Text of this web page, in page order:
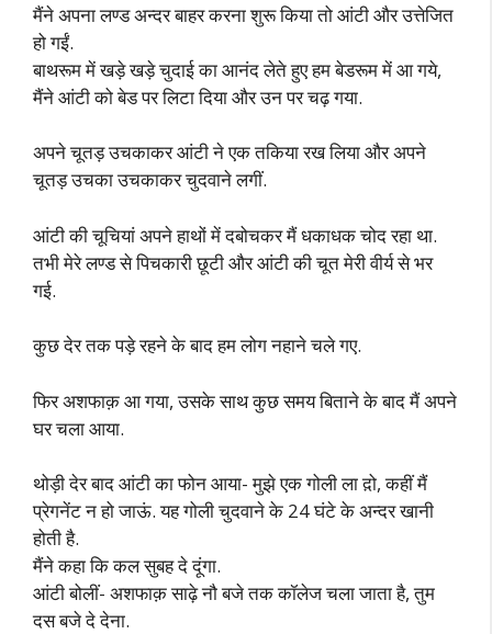
मैंने अपना लण्ड अन्दर बाहर करना शुरू किया तो आंटी और उत्तेजित
हो गईं.
बाथरूम में खड़े खड़े चुदाई का आनंद लेते हुए हम बेडरूम में आ गये,
मैंने आंटी को बेड पर लिटा दिया और उन पर चढ़ गया.
अपने चूतड़ उचकाकर आंटी ने एक तकिया रख लिया और अपने
चूतड़ उचका उचकाकर चुदवाने लगीं.
आंटी की चूचियां अपने हाथों में दबोचकर मैं धकाधक चोद रहा था.
तभी मेरे लण्ड से पिचकारी छूटी और आंटी की चूत मेरी वीर्य से भर
गई.
कुछ देर तक पड़े रहने के बाद हम लोग नहाने चले गए.
फिर अशफाक़ आ गया, उसके साथ कुछ समय बिताने के बाद मैं अपने
घर चला आया.
थोड़ी देर बाद आंटी का फोन आया- मुझे एक गोली ला द़ो, कहीं मैं
प्रेगनेंट न हो जाऊं. यह गोली चुदवाने के 24 घंटे के अन्दर खानी
होती है.
मैंने कहा कि कल सुबह दे दूंगा.
आंटी बोलीं- अशफाक़ साढ़े नौ बजे तक कॉलेज चला जाता है, तुम
दस बजे दे देना.